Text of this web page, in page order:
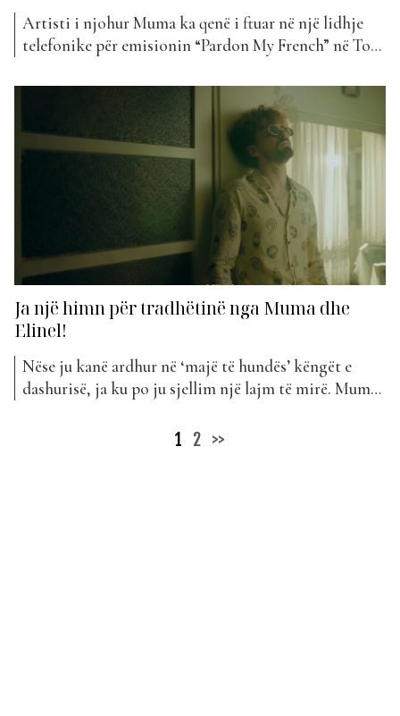
Artisti i njohur Muma ka qenë i ftuar në një lidhje
telefonike për emisionin “Pardon My French” në Top
muzikore, Muma ndër të tjera, ka folur edhe për një
nga këngët më të preferuara dhe më të suksesshme
“Pa ty”. Artisti nuk la asgjë...
Ja një himn për tradhëtinë nga Muma dhe
Elinel!
Nëse ju kanë ardhur në ‘majë të hundës’ këngët e
dashurisë, ja ku po ju sjellim një lajm të mirë. Muma
tradhëtinë. E nëse edhe kjo nuk jua mbush mendjen,
1 2 >>